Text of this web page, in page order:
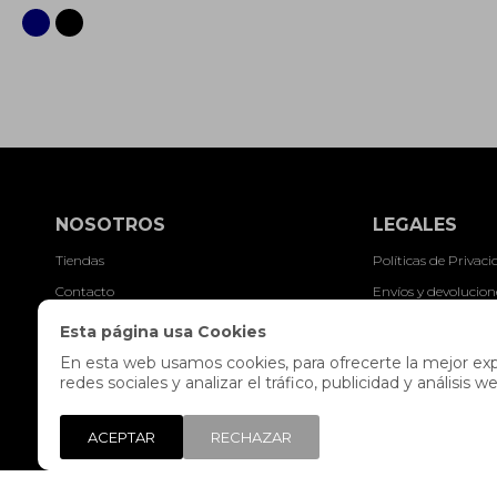
Esta página usa Cookies
En esta web usamos cookies, para ofrecerte la mejor
redes sociales y analizar el tráfico, publicidad y análisis
ACEPTAR RECHAZAR
NOSOTROS
Tiendas
Contacto
Trabaja con nosotros
Libro de reclamaciones
LEGALES
Políticas de
Envíos y
Términos y
Legales y